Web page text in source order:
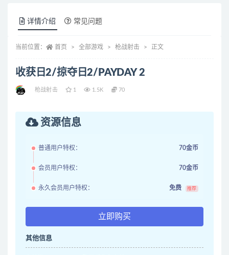
详情介绍 常见问题
当前位置： 首页 全部游戏 枪战射击 正文
收获日2/掠夺日2/PAYDAY 2
枪战射击 1 1.5K 70
资源信息
普通用户特权： 70金币
会员用户特权： 70金币
永久会员用户特权： 免费 推荐
立即购买
其他信息